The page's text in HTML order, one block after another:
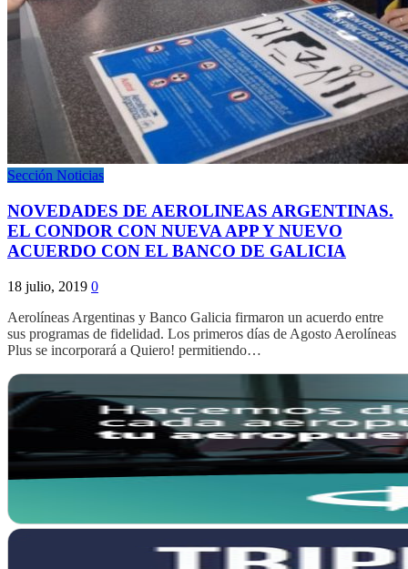
Sección Noticias
NOVEDADES DE AEROLINEAS ARGENTINAS.
EL CONDOR CON NUEVA APP Y NUEVO
ACUERDO CON EL BANCO DE GALICIA
18 julio, 2019 0
Aerolíneas Argentinas y Banco Galicia firmaron un acuerdo entre
sus programas de fidelidad. Los primeros días de Agosto Aerolíneas
Plus se incorporará a Quiero! permitiendo…